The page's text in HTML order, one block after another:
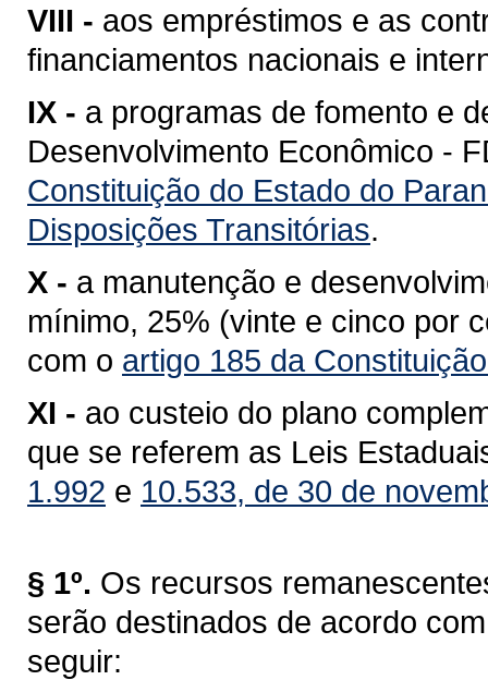
VIII - aos empréstimos e as
financiamentos nacionais e
IX - a programas de fomento e
Desenvolvimento Econômico -
Constituição do Estado do
Disposições Transitórias.
X - a manutenção e
mínimo, 25% (vinte e cinco por
com o artigo 185 da
XI - ao custeio do plano
que se referem as Leis
1.992 e 10.533, de 30 de
§ 1º. Os recursos
serão destinados de acordo
seguir: